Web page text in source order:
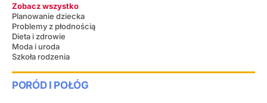
Zobacz wszystko
Planowanie dziecka
Problemy z płodnością
Dieta i zdrowie
Moda i uroda
Szkoła rodzenia
PORÓD I POŁÓG